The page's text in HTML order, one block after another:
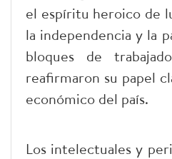
el espíritu heroico de
la independencia y la
bloques de
reafirmaron su papel
económico del país.
Los intelectuales y